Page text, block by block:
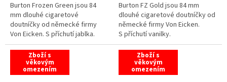
Burton Frozen Green jsou 84
mm dlouhé cigaretové
doutníčky od německé firmy
Von Eicken. S příchutí jablka.
Burton FZ Gold jsou 84 mm
dlouhé cigaretové doutníčky od
německé firmy Von Eicken.
S příchutí vanilky.
Zboží s
věkovým
omezením
Zboží s
věkovým
omezením